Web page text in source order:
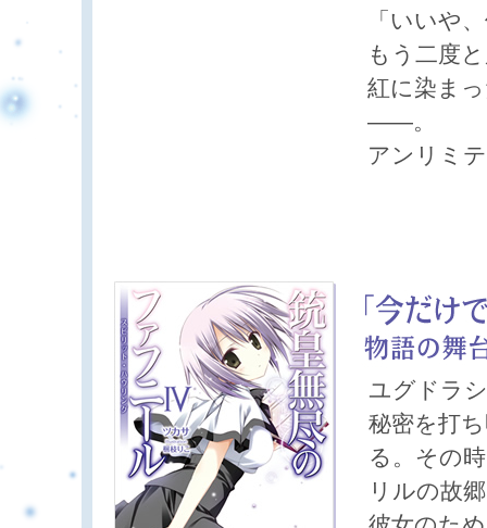
「いいや
もう二度
紅に染ま
――。
アンリミ
ユグドラ
秘密を打
る。その
リルの故